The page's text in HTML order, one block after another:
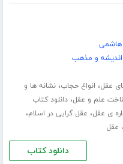
و مذهب
عقل، انواع حجاب،نشانه ها و
علم و عقل،دانلود کتاب
ی عقل، عقل گرایی در اسلام،
عقل
دانلود کتاب